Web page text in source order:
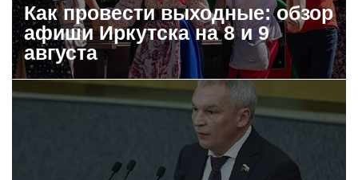
Как провести выходные: обзор
афиши Иркутска на 8 и 9
августа